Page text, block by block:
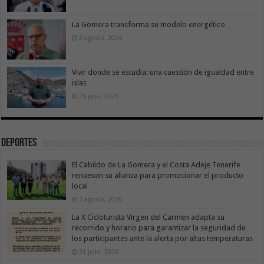
La Gomera transforma su modelo energético
2 agosto, 2026
Vivir donde se estudia: una cuestión de igualdad entre
islas
26 julio, 2026
Deportes
El Cabildo de La Gomera y el Costa Adeje Tenerife
renuevan su alianza para promocionar el producto
local
3 agosto, 2026
La X Cicloturista Virgen del Carmen adapta su
recorrido y horario para garantizar la seguridad de
los participantes ante la alerta por altas temperaturas
31 julio, 2026